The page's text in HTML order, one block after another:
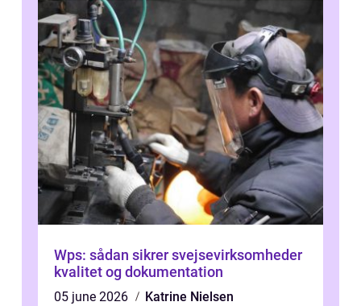
Wps: sådan sikrer svejsevirksomheder
kvalitet og dokumentation
05 june 2026
Katrine Nielsen